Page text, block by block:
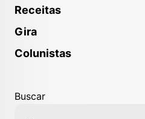
Receitas
Gira
Colunistas
Buscar